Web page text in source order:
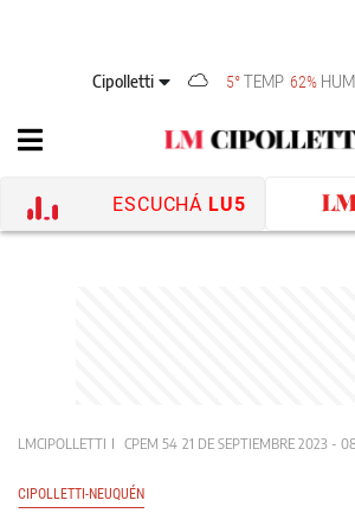
Cipolletti 5° TEMP 62% HUM
ESCUCHÁ LU5
LMCIPOLLETTI CPEM 54 21 DE SEPTIEMBRE 2023 -
CIPOLLETTI-NEUQUÉN